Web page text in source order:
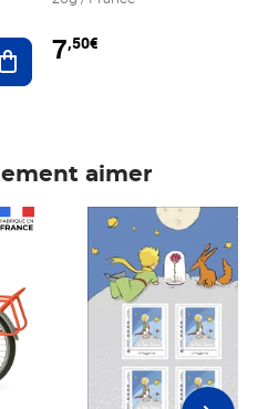
Ajouter au panier
7,50€
aimer
Prix 7,50€